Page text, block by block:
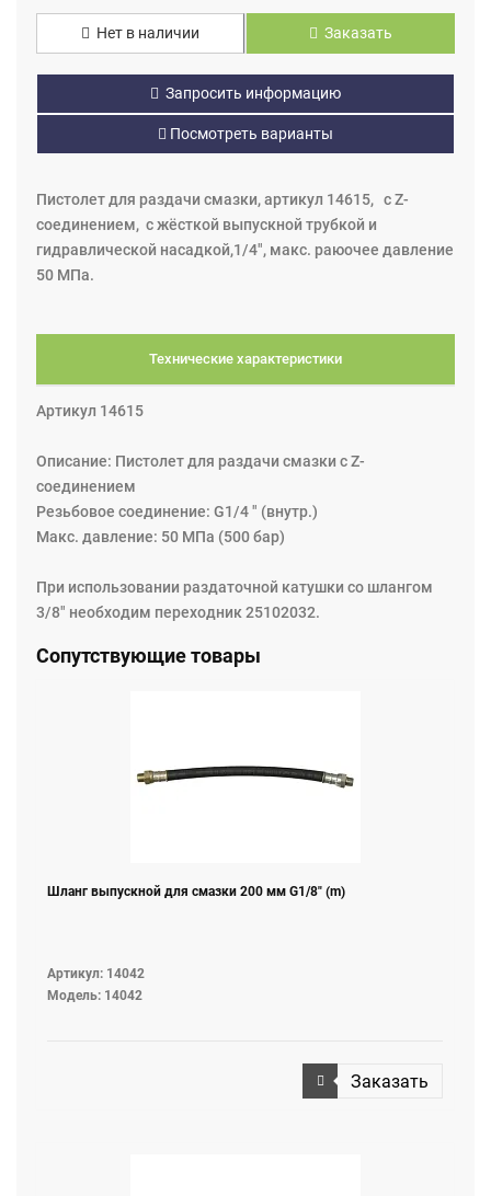
Нет в наличии Заказать
Запросить информацию
Посмотреть варианты
Пистолет для раздачи смазки, артикул 14615, с Z-
соединением, с жёсткой выпускной трубкой и
гидравлической насадкой,1/4", макс. раюочее давление
50 МПа.
Технические характеристики
Артикул 14615
Описание: Пистолет для раздачи смазки с Z-
соединением
Резьбовое соединение: G1/4 " (внутр.)
Макс. давление: 50 MПa (500 бар)
При использовании раздаточной катушки со шлангом
3/8" необходим переходник 25102032.
Сопутствующие товары
Шланг выпускной для смазки 200 мм G1/8" (m)
Артикул: 14042
Модель: 14042
Заказать